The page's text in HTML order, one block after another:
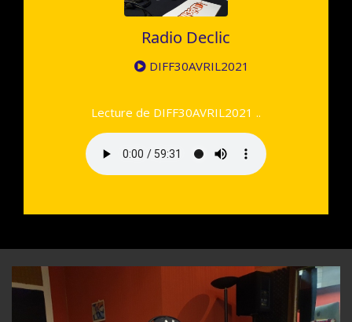
Radio Declic
DIFF30AVRIL2021
Lecture de DIFF30AVRIL2021 ..